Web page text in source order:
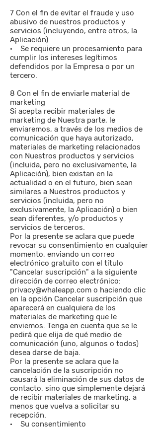
7 Con el fin de evitar el fraude y uso
abusivo de nuestros productos y
servicios (incluyendo, entre otros, la
Aplicación)
· Se requiere un procesamiento para
cumplir los intereses legítimos
defendidos por la Empresa o por un
tercero.
8 Con el fin de enviarle material de
marketing
Si acepta recibir materiales de
marketing de Nuestra parte, le
enviaremos, a través de los medios de
comunicación que haya autorizado,
materiales de marketing relacionados
con Nuestros productos y servicios
(incluida, pero no exclusivamente, la
Aplicación), bien existan en la
actualidad o en el futuro, bien sean
similares a Nuestros productos y
servicios (incluida, pero no
exclusivamente, la Aplicación) o bien
sean diferentes, y/o productos y
servicios de terceros.
Por la presente se aclara que puede
revocar su consentimiento en cualquier
momento, enviando un correo
electrónico gratuito con el título
"Cancelar suscripción" a la siguiente
dirección de correo electrónico:
privacy@whaleapp.com o haciendo clic
en la opción Cancelar suscripción que
aparecerá en cualquiera de los
materiales de marketing que le
enviemos. Tenga en cuenta que se le
pedirá que elija de qué medio de
comunicación (uno, algunos o todos)
desea darse de baja.
Por la presente se aclara que la
cancelación de la suscripción no
causará la eliminación de sus datos de
contacto, sino que simplemente dejará
de recibir materiales de marketing, a
menos que vuelva a solicitar su
recepción.
· Su consentimiento